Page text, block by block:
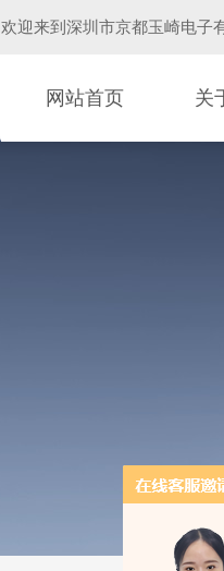
欢迎来到 深圳市京都玉崎电子
网站首页 关